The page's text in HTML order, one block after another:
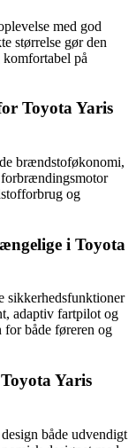
med god
størrelse gør den
på
Toyota Yaris
brændstoføkonomi,
og
i Toyota
sikkerhedsfunktioner
adaptiv fartpilot og
for både føreren og
Yaris
både udvendigt